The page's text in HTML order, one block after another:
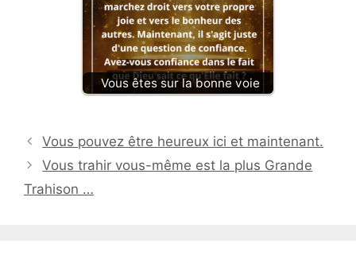
Vous êtes sur la bonne voie
Vous pouvez être heureux ici et maintenant.
Vous trahir vous-même est la plus Grande
Trahison …